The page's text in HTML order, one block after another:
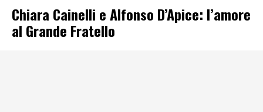
Chiara Cainelli e Alfonso D’Apice: l’amore
al Grande Fratello